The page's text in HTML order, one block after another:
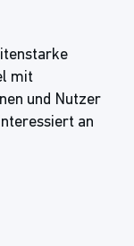
mit
und Nutzer
an